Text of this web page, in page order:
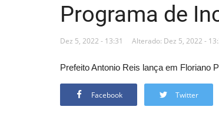
Programa de
Dez 5, 2022 - 13:31 Alterado: Dez 5, 2022 -
Prefeito Antonio Reis lança em Floriano
Facebook Twitter